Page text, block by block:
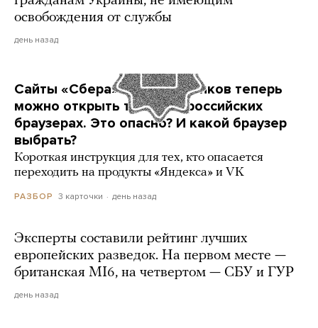
освобождения от службы
день назад
Сайты «Сбера» и других банков теперь
можно открыть только в российских
браузерах. Это опасно? И какой браузер
выбрать?
Короткая инструкция для тех, кто опасается
переходить на продукты «Яндекса» и VK
РАЗБОР 3 карточки день назад
Эксперты составили рейтинг лучших
европейских разведок. На первом месте —
британская MI6, на четвертом — СБУ и ГУР
день назад